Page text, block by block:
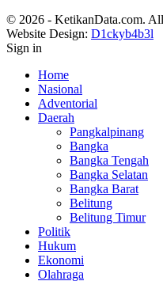
© 2026 - KetikanData.com.
Website Design: D1ckyb4b3l
Sign in
Home
Nasional
Adventorial
Daerah
Pangkalpinang
Bangka
Bangka Tengah
Bangka Selatan
Bangka Barat
Belitung
Belitung Timur
Politik
Hukum
Ekonomi
Olahraga